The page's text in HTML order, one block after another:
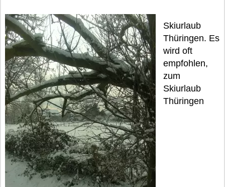
Skiurlaub
Thüringen. Es
wird oft
empfohlen,
zum
Skiurlaub
Thüringen